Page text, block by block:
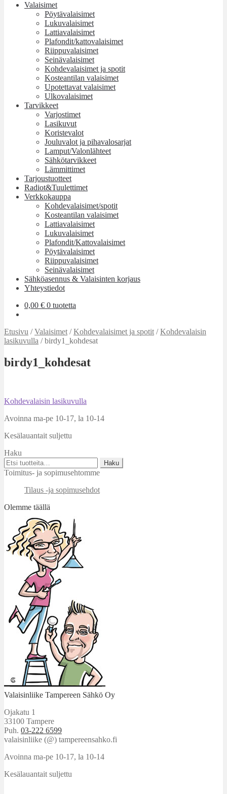
Valaisimet
Pöytävalaisimet
Lukuvalaisimet
Lattiavalaisimet
Plafondit/kattovalaisimet
Riippuvalaisimet
Seinävalaisimet
Kohdevalaisimet ja spotit
Kosteantilan valaisimet
Upotettavat valaisimet
Ulkovalaisimet
Tarvikkeet
Varjostimet
Lasikuvut
Koristevalot
Jouluvalot ja pihavalosarjat
Lamput/Valonlähteet
Sähkötarvikkeet
Lämmittimet
Tarjoustuotteet
Radiot&Tuulettimet
Verkkokauppa
Kohdevalaisimet/spotit
Kosteantilan valaisimet
Lattiavalaisimet
Lukuvalaisimet
Plafondit/Kattovalaisimet
Pöytävalaisimet
Riippuvalaisimet
Seinävalaisimet
Sähköasennus & Valaisinten korjaus
Yhteystiedot
0,00 € 0 tuotetta
Etusivu /Valaisimet /Kohdevalaisimet ja spotit /Kohdevalaisin
lasikuvulla /birdy1_kohdesat
birdy1_kohdesat
Artikkelien
selaus
Edellinen
Kohdevalaisin lasikuvulla
Avoinna ma-pe 10-17, la 10-14
Kesälauantait suljettu
Haku
Etsi:
Haku
Toimitus- ja sopimusehtomme
Tilaus -ja sopimusehdot
Olemme täällä
Valaisinliike Tampereen Sähkö Oy
Ojakatu 1
33100 Tampere
Puh. 03-222 6599
valaisinliike (@) tampereensahko.fi
Avoinna ma-pe 10-17, la 10-14
Kesälauantait suljettu